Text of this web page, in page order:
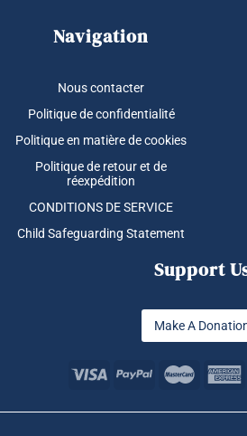
Navigation
Nous contacter
Politique de confidentialité
Politique en matière de cookies
Politique de retour et de
réexpédition
CONDITIONS DE SERVICE
Child Safeguarding Statement
Support
Make A